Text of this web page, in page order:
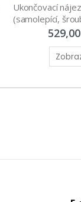
Ukončovací
(samolepící,